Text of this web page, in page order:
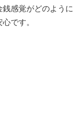
感覚がどのように
です。